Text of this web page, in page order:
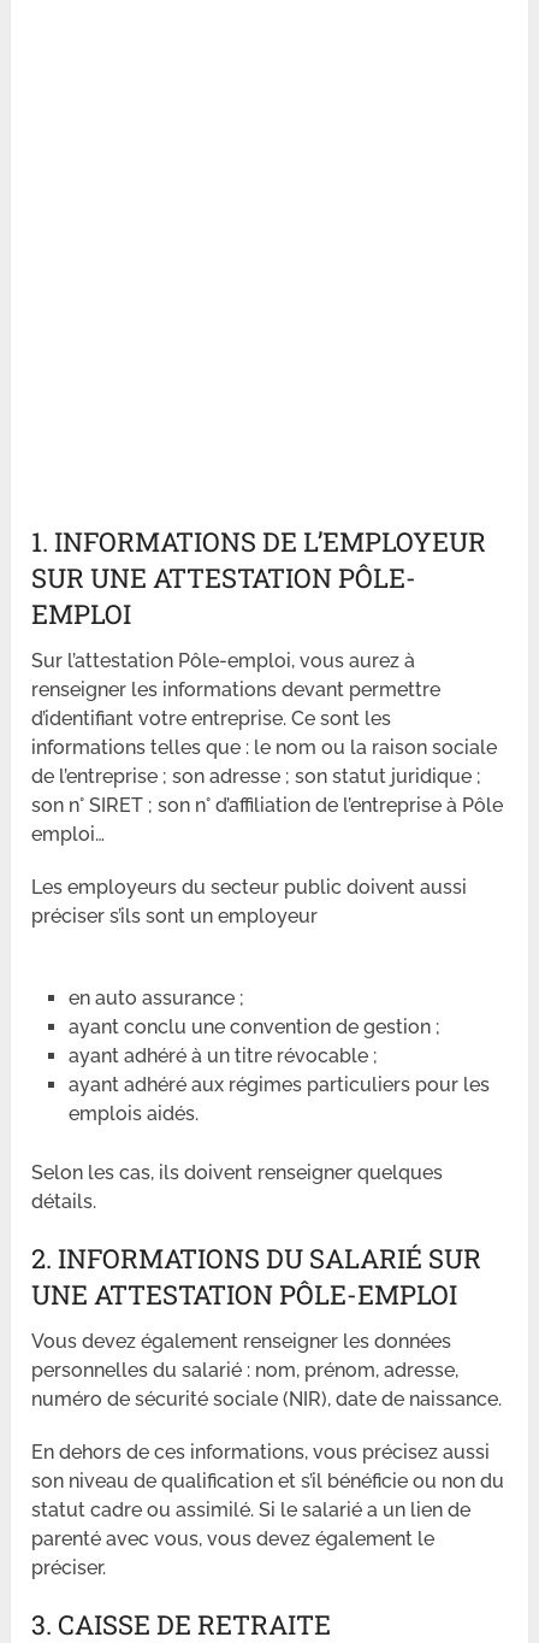
1. INFORMATIONS DE L’EMPLOYEUR
SUR UNE ATTESTATION PÔLE-
EMPLOI
Sur l’attestation Pôle-emploi, vous aurez à
renseigner les informations devant permettre
d’identifiant votre entreprise. Ce sont les
informations telles que : le nom ou la raison sociale
de l’entreprise ; son adresse ; son statut juridique ;
son n° SIRET ; son n° d’affiliation de l’entreprise à Pôle
emploi…
Les employeurs du secteur public doivent aussi
préciser s’ils sont un employeur
en auto assurance ;
ayant conclu une convention de gestion ;
ayant adhéré à un titre révocable ;
ayant adhéré aux régimes particuliers pour les
emplois aidés.
Selon les cas, ils doivent renseigner quelques
détails.
2. INFORMATIONS DU SALARIÉ SUR
UNE ATTESTATION PÔLE-EMPLOI
Vous devez également renseigner les données
personnelles du salarié : nom, prénom, adresse,
numéro de sécurité sociale (NIR), date de naissance.
En dehors de ces informations, vous précisez aussi
son niveau de qualification et s’il bénéficie ou non du
statut cadre ou assimilé. Si le salarié a un lien de
parenté avec vous, vous devez également le
préciser.
3. CAISSE DE RETRAITE